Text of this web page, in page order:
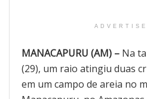
MANACAPURU (AM) – Na
(29), um raio atingiu duas
em um campo de areia no